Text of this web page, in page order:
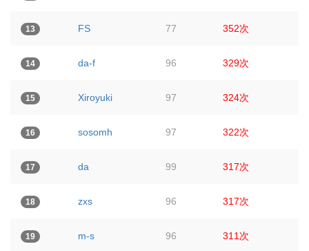
13 FS 77 352次
14 da-f 96 329次
15 Xiroyuki 97 324次
16 sosomh 97 322次
17 da 99 317次
18 zxs 96 317次
19 m-s 96 311次